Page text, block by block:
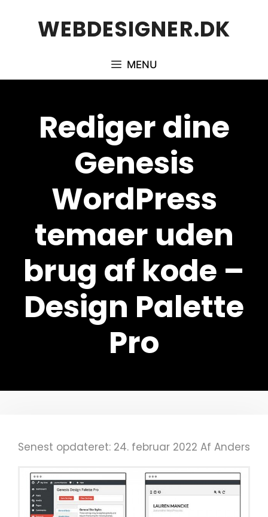
WEBDESIGNER.DK
MENU
Rediger dine
Genesis
WordPress
temaer uden
brug af kode –
Design Palette
Pro
Senest opdateret: 24. februar 2022 Af Anders